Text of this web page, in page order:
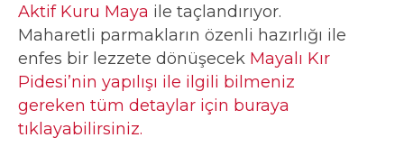
Aktif Kuru Maya ile taçlandırıyor.
Maharetli parmakların özenli hazırlığı ile
enfes bir lezzete dönüşecek Mayalı Kır
Pidesi’nin yapılışı ile ilgili bilmeniz
gereken tüm detaylar için buraya
tıklayabilirsiniz.